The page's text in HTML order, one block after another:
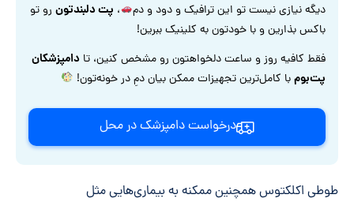
دیگه نیازی نیست تو این ترافیک و دود و دم ، پت دلبندتونرو تو
باکس بذارین و با خودتون به کلینیک ببرین!
فقط کافیه روز و ساعت دلخواهتون رو مشخص کنین، تا دامپزشکان
پت‌بومبا کامل‌ترین تجهیزات ممکن بیان دمِ در خونه‌تون!
درخواست دامپزشک در محل
طوطی اکلکتوس همچنین ممکنه به بیماری‌هایی مثل